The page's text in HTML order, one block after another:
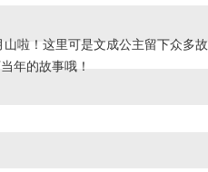
啦！这里可是文成公主留下众多故
年的故事哦！